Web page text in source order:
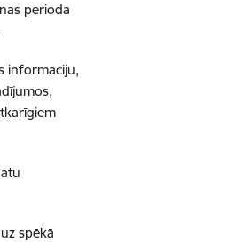
perioda
informāciju,
spēkā